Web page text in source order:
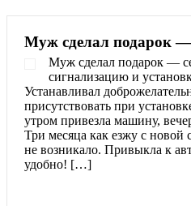
Муж сделал подарок —
Муж сделал подарок —
сигнализацию и
Устанавливал
присутствовать при
утром привезла машину,
Три месяца как езжу с новой
не возникало. Привыкла к
удобно! […]